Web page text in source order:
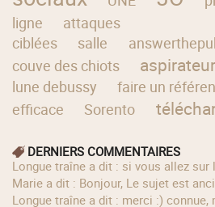
ligne
attaques
ciblées
salle
couve des chiots
aspirateur
lune debussy
faire un
efficace
Sorento
DERNIERS COMMENTAIRES
longue traîne a dit : si vous allez sur
Marie a dit : Bonjour, Le sujet est
longue traîne a dit : merci :) connue,